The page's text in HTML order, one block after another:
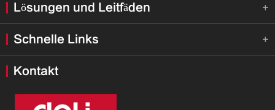
Lösungen und Leitfäden 
Schnelle Links 
Kontakt